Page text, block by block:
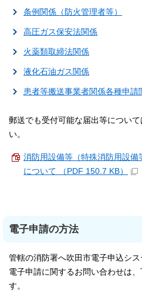
条例関係（防火管理者等）
高圧ガス保安法関係
火薬類取締法関係
液化石油ガス関係
患者等搬送事業者関係各種申請
郵送でも受付可能な届出等につい
い。
消防用設備等（特殊消防用設
について （PDF 150.7 KB）
電子申請の方法
管轄の消防署へ吹田市電子申込シス
電子申請に関するお問い合わせは
す。